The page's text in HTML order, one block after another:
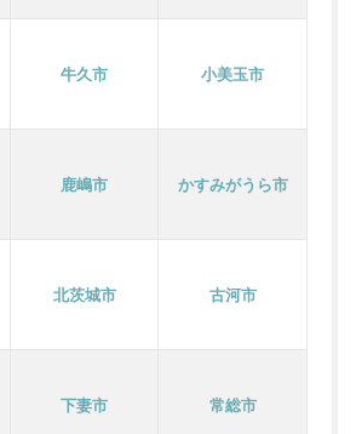
牛久市 小美玉市
鹿嶋市 かすみがうら市
北茨城市 古河市
下妻市 常総市